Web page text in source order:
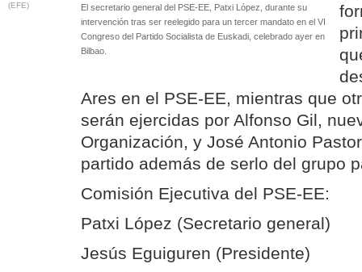
(EFE)
El secretario general del PSE-EE, Patxi López, durante su
intervención tras ser reelegido para un tercer mandato en el VI
Congreso del Partido Socialista de Euskadi, celebrado ayer en
Bilbao.
Ares en el PSE-EE, mientras que
serán ejercidas por Alfonso Gil,
Organización, y José Antonio
partido además de serlo del grupo
Comisión Ejecutiva del PSE-EE:
Patxi López (Secretario general)
Jesús Eguiguren (Presidente)